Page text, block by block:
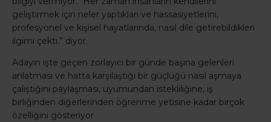
geliştirmek için neler yaptıkları ve hassasiyetlerini,
profesyonel ve kişisel hayatlarında, nasıl dile getirebildikleri
ilgimi çekti.” diyor.
Adayın işte geçen zorlayıcı bir günde başına gelenleri
anlatması ve hatta karşılaştığı bir güçlüğü nasıl aşmaya
çalıştığını paylaşması, uyumundan istekliliğine, iş
birliğinden diğerlerinden öğrenme yetisine kadar birçok
özelliğini gösteriyor.